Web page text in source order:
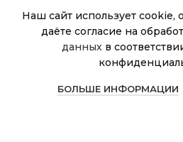
Наш сайт использует cookie,
даёте согласие на
данных в
БОЛЬШЕ ИНФОРМАЦИИ
«Гроссо» 38л с
Магазин Избранное